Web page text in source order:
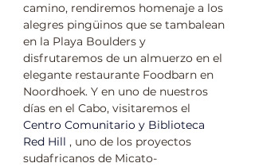
camino, rendiremos homenaje a los
alegres pingüinos que se tambalean
en la Playa Boulders y
disfrutaremos de un almuerzo en el
elegante restaurante Foodbarn en
Noordhoek. Y en uno de nuestros
días en el Cabo, visitaremos el
Centro Comunitario y Biblioteca
Red Hill , uno de los proyectos
sudafricanos de Micato-